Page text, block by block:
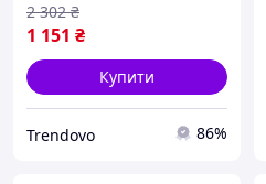
1 151 ₴
2 302 ₴
Купити
Trendovo 86%